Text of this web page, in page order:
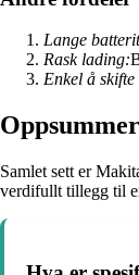
Lange
Rask lading:
Enkel å
Samlet sett er
verdifullt tillegg til